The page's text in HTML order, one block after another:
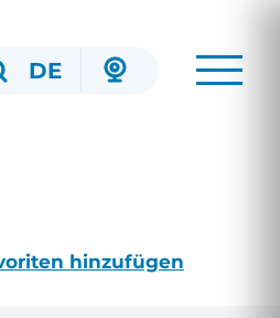
DE
favorishinzufügen